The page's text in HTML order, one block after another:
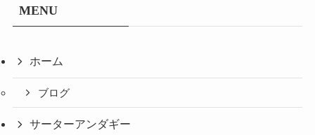
MENU
ホーム
ブログ
サーターアンダギー